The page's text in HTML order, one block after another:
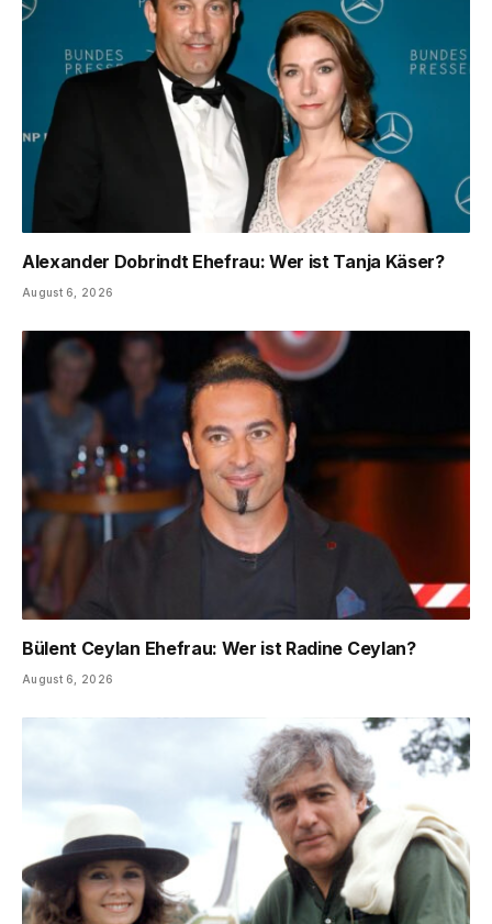
Alexander Dobrindt Ehefrau: Wer ist Tanja Käser?
August 6, 2026
Bülent Ceylan Ehefrau: Wer ist Radine Ceylan?
August 6, 2026